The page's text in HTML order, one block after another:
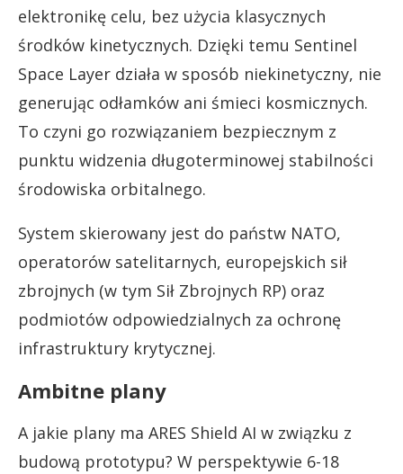
elektronikę celu, bez użycia klasycznych
środków kinetycznych. Dzięki temu Sentinel
Space Layer działa w sposób niekinetyczny, nie
generując odłamków ani śmieci kosmicznych.
To czyni go rozwiązaniem bezpiecznym z
punktu widzenia długoterminowej stabilności
środowiska orbitalnego.
System skierowany jest do państw NATO,
operatorów satelitarnych, europejskich sił
zbrojnych (w tym Sił Zbrojnych RP) oraz
podmiotów odpowiedzialnych za ochronę
infrastruktury krytycznej.
Ambitne plany
A jakie plany ma ARES Shield AI w związku z
budową prototypu? W perspektywie 6-18